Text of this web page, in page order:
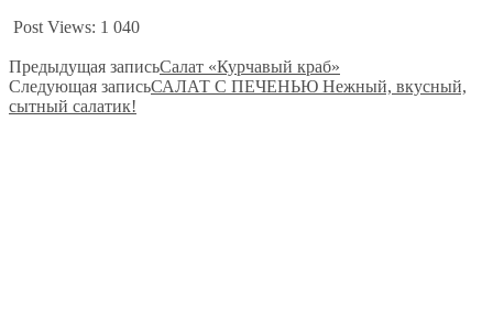
Post Views: 1 040
Предыдущая запись​​Салат «Курчавый краб»
Следующая запись​​САЛАТ С ПЕЧЕНЬЮ Нежный, вкусный,
сытный салатик!